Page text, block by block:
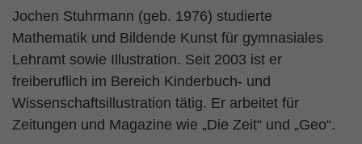
Jochen Stuhrmann (geb. 1976) studierte
Mathematik und Bildende Kunst für gymnasiales
Lehramt sowie Illustration. Seit 2003 ist er
freiberuflich im Bereich Kinderbuch- und
Wissenschaftsillustration tätig. Er arbeitet für
Zeitungen und Magazine wie „Die Zeit“ und „Geo“.